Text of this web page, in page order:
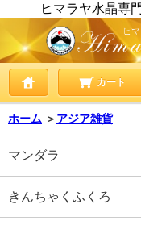
ヒマラヤ水晶専
カート
ホーム ＞ アジア雑貨
マンダラ
きんちゃくふくろ